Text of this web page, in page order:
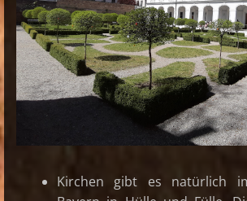
Kirchen gibt es natürlich